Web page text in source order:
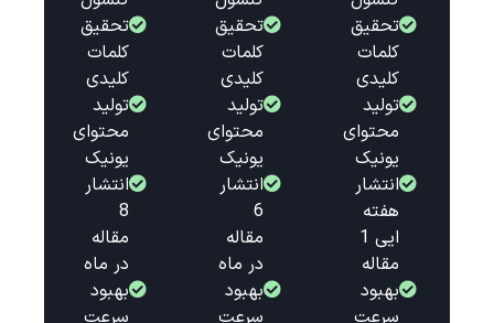
تحقیق
کلمات
کلیدی
تولید
محتوای
یونیک
انتشار
هفته
ایی 1
مقاله
بهبود
سرعت
تحقیق
کلمات
کلیدی
تولید
محتوای
یونیک
انتشار
مقاله
در ماه
بهبود
سرعت
تحقیق
کلمات
کلیدی
تولید
محتوای
یونیک
انتشار
مقاله
در ماه
بهبود
سرعت